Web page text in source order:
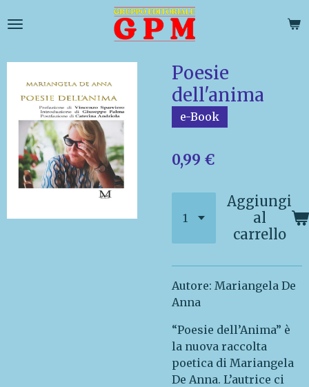
al
principale
Poesie
dell'anima
e-Book
0,99 €
Aggiungi
al
carrello
Autore: Mariangela De
Anna
“Poesie dell’Anima” è
la nuova raccolta
poetica di Mariangela
De Anna. L’autrice ci